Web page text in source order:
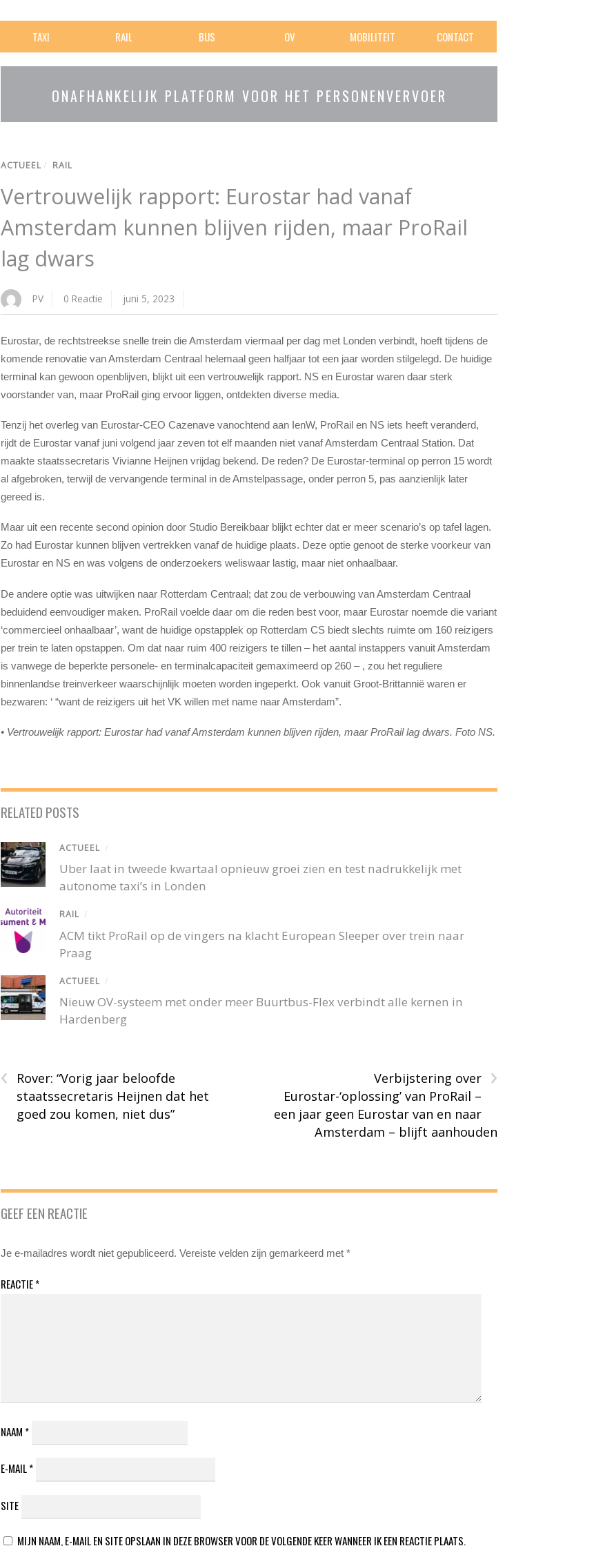
TAXI RAIL BUS OV MOBILITEIT CONTACT
ONAFHANKELIJK PLATFORM VOOR HET PERSONENVERVOER
ACTUEEL/ RAIL
Vertrouwelijk rapport: Eurostar had vanaf
Amsterdam kunnen blijven rijden, maar ProRail
lag dwars
PV 0 Reactie juni 5, 2023
Eurostar, de rechtstreekse snelle trein die Amsterdam viermaal per dag met Londen verbindt, hoeft tijdens de
komende renovatie van Amsterdam Centraal helemaal geen halfjaar tot een jaar worden stilgelegd. De huidige
terminal kan gewoon openblijven, blijkt uit een vertrouwelijk rapport. NS en Eurostar waren daar sterk
voorstander van, maar ProRail ging ervoor liggen, ontdekten diverse media.
Tenzij het overleg van Eurostar-CEO Cazenave vanochtend aan IenW, ProRail en NS iets heeft veranderd,
rijdt de Eurostar vanaf juni volgend jaar zeven tot elf maanden niet vanaf Amsterdam Centraal Station. Dat
maakte staatssecretaris Vivianne Heijnen vrijdag bekend. De reden? De Eurostar-terminal op perron 15 wordt
al afgebroken, terwijl de vervangende terminal in de Amstelpassage, onder perron 5, pas aanzienlijk later
gereed is.
Maar uit een recente second opinion door Studio Bereikbaar blijkt echter dat er meer scenario’s op tafel lagen.
Zo had Eurostar kunnen blijven vertrekken vanaf de huidige plaats. Deze optie genoot de sterke voorkeur van
Eurostar en NS en was volgens de onderzoekers weliswaar lastig, maar niet onhaalbaar.
De andere optie was uitwijken naar Rotterdam Centraal; dat zou de verbouwing van Amsterdam Centraal
beduidend eenvoudiger maken. ProRail voelde daar om die reden best voor, maar Eurostar noemde die variant
‘commercieel onhaalbaar’, want de huidige opstapplek op Rotterdam CS biedt slechts ruimte om 160 reizigers
per trein te laten opstappen. Om dat naar ruim 400 reizigers te tillen – het aantal instappers vanuit Amsterdam
is vanwege de beperkte personele- en terminalcapaciteit gemaximeerd op 260 – , zou het reguliere
binnenlandse treinverkeer waarschijnlijk moeten worden ingeperkt. Ook vanuit Groot-Brittannië waren er
bezwaren: ‘ “want de reizigers uit het VK willen met name naar Amsterdam”.
• Vertrouwelijk rapport: Eurostar had vanaf Amsterdam kunnen blijven rijden, maar ProRail lag dwars. Foto NS.
RELATED POSTS
ACTUEEL /
Uber laat in tweede kwartaal opnieuw groei zien en test nadrukkelijk met
autonome taxi’s in Londen
RAIL /
ACM tikt ProRail op de vingers na klacht European Sleeper over trein naar
Praag
ACTUEEL /
Nieuw OV-systeem met onder meer Buurtbus-Flex verbindt alle kernen in
Hardenberg
‹
Rover: “Vorig jaar beloofde
staatssecretaris Heijnen dat het
goed zou komen, niet dus”
›
Verbijstering over
Eurostar-‘oplossing’ van ProRail –
een jaar geen Eurostar van en naar
Amsterdam – blijft aanhouden
GEEF EEN REACTIE
Je e-mailadres wordt niet gepubliceerd. Vereiste velden zijn gemarkeerd met*
REACTIE*
NAAM *
E-MAIL*
SITE
MIJN NAAM, E-MAIL EN SITE OPSLAAN IN DEZE BROWSER VOOR DE VOLGENDE KEER WANNEER IK EEN REACTIE PLAATS.